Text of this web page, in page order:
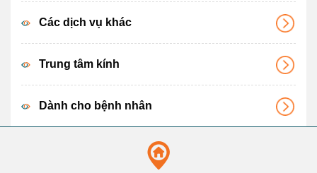
Các dịch vụ khác
Trung tâm kính
Dành cho bệnh nhân